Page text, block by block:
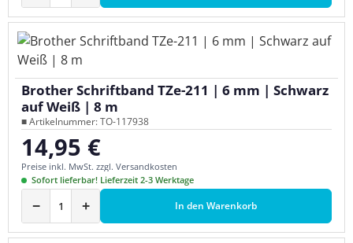
Brother Schriftband TZe-211 | 6 mm | Schwarz
auf Weiß | 8 m
■ Artikelnummer: TO-117938
Regulärer Preis:
14,95 €
Preise inkl. MwSt. zzgl. Versandkosten
Sofort lieferbar! Lieferzeit 2-3 Werktage
− + In den Warenkorb